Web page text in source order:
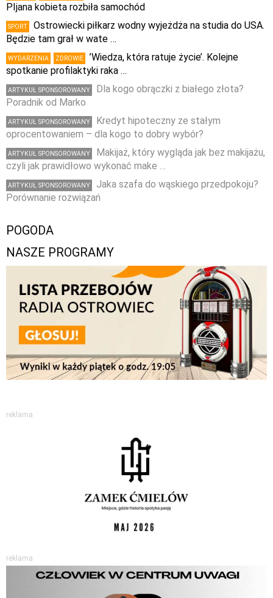
PIjana kobieta rozbiła samochód
SPORT
Ostrowiecki piłkarz wodny wyjeżdża na studia do USA.
Będzie tam grał w wate …
WYDARZENIA ZDROWIE
’Wiedza, która ratuje życie’. Kolejne
spotkanie profilaktyki raka …
ARTYKUŁ SPONSOROWANY
Dla kogo obrączki z białego złota?
Poradnik od Marko
ARTYKUŁ SPONSOROWANY
Kredyt hipoteczny ze stałym
oprocentowaniem – dla kogo to dobry wybór?
ARTYKUŁ SPONSOROWANY
Makijaż, który wygląda jak bez makijażu,
czyli jak prawidłowo wykonać make …
ARTYKUŁ SPONSOROWANY
Jaka szafa do wąskiego przedpokoju?
Porównanie rozwiązań
POGODA
NASZE PROGRAMY
reklama
reklama